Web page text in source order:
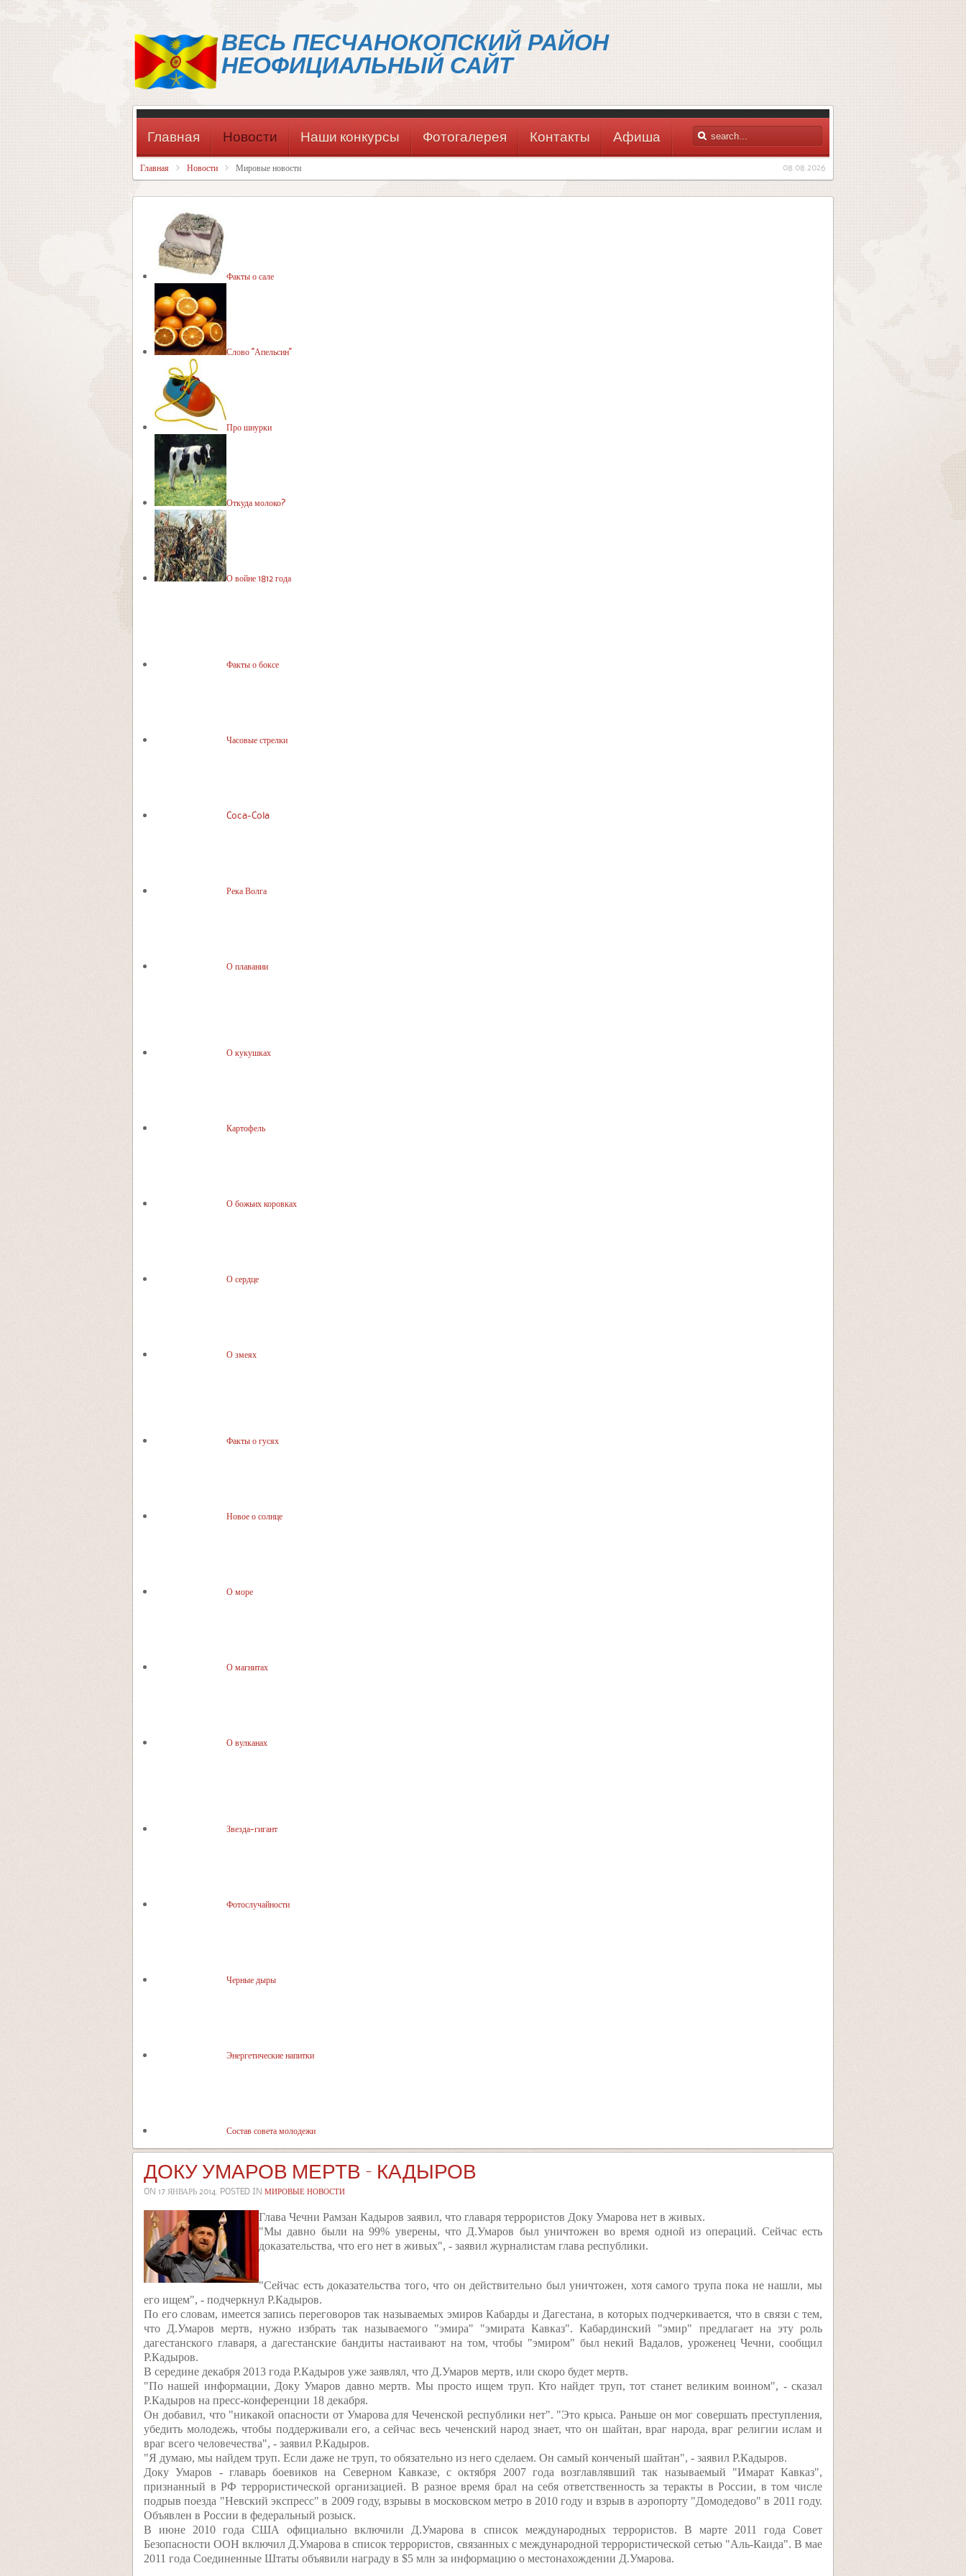
ВЕСЬ ПЕСЧАНОКОПСКИЙ РАЙОН
НЕОФИЦИАЛЬНЫЙ САЙТ
Главная Новости Наши конкурсы Фотогалерея Контакты Афиша
08.08.2026
Главная Новости Мировые новости
Факты о сале
Слово "Апельсин"
Про шнурки
Откуда молоко?
О войне 1812 года
Факты о боксе
Часовые стрелки
Coca-Cola
Река Волга
О плавании
О кукушках
Картофель
О божьих коровках
О сердце
О змеях
Факты о гусях
Новое о солнце
О море
О магнитах
О вулканах
Звезда-гигант
Фотослучайности
Черные дыры
Энергетические напитки
Состав совета молодежи
ДОКУ УМАРОВ МЕРТВ - КАДЫРОВ
ON 17 ЯНВАРЬ 2014. POSTED IN МИРОВЫЕ НОВОСТИ
Глава Чечни Рамзан Кадыров заявил, что главаря террористов Доку Умарова нет в живых.
"Мы давно были на 99% уверены, что Д.Умаров был уничтожен во время одной из операций. Сейчас есть
доказательства, что его нет в живых", - заявил журналистам глава республики.
"Сейчас есть доказательства того, что он действительно был уничтожен, хотя самого трупа пока не нашли, мы
его ищем", - подчеркнул Р.Кадыров.
По его словам, имеется запись переговоров так называемых эмиров Кабарды и Дагестана, в которых подчеркивается, что в связи с тем,
что Д.Умаров мертв, нужно избрать так называемого "эмира" "эмирата Кавказ". Кабардинский "эмир" предлагает на эту роль
дагестанского главаря, а дагестанские бандиты настаивают на том, чтобы "эмиром" был некий Вадалов, уроженец Чечни, сообщил
Р.Кадыров.
В середине декабря 2013 года Р.Кадыров уже заявлял, что Д.Умаров мертв, или скоро будет мертв.
"По нашей информации, Доку Умаров давно мертв. Мы просто ищем труп. Кто найдет труп, тот станет великим воином", - сказал
Р.Кадыров на пресс-конференции 18 декабря.
Он добавил, что "никакой опасности от Умарова для Чеченской республики нет". "Это крыса. Раньше он мог совершать преступления,
убедить молодежь, чтобы поддерживали его, а сейчас весь чеченский народ знает, что он шайтан, враг народа, враг религии ислам и
враг всего человечества", - заявил Р.Кадыров.
"Я думаю, мы найдем труп. Если даже не труп, то обязательно из него сделаем. Он самый конченый шайтан", - заявил Р.Кадыров.
Доку Умаров - главарь боевиков на Северном Кавказе, с октября 2007 года возглавлявший так называемый "Имарат Кавказ",
признанный в РФ террористической организацией. В разное время брал на себя ответственность за теракты в России, в том числе
подрыв поезда "Невский экспресс" в 2009 году, взрывы в московском метро в 2010 году и взрыв в аэропорту "Домодедово" в 2011 году.
Объявлен в России в федеральный розыск.
В июне 2010 года США официально включили Д.Умарова в список международных террористов. В марте 2011 года Совет
Безопасности ООН включил Д.Умарова в список террористов, связанных с международной террористической сетью "Аль-Каида". В мае
2011 года Соединенные Штаты объявили награду в $5 млн за информацию о местонахождении Д.Умарова.